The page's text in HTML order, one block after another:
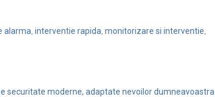
alarma, interventie rapida, monitorizare si interventie,
securitate moderne, adaptate nevoilor dumneavoastra